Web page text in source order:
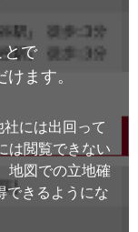
とで
ます。
には出回って
は閲覧できない
地図での立地確
できるようにな